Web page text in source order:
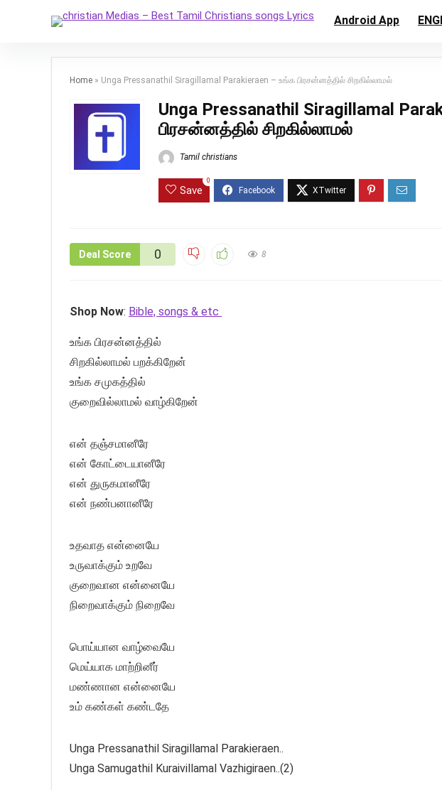
Android App
Home » Unga Pressanathil Siragillamal Parakieraen – உங்க பிரசன்னத்தில் சிறகில்லாமல்
Unga Pressanathil Siragillamal
பிரசன்னத்தில் சிறகில்லாமல்
Tamil christians
Save
0
Deal Score 0 8
Shop Now: Bible, songs & etc
உங்க பிரசன்னத்தில்
சிறகில்லாமல் பறக்கிறேன்
உங்க சமுகத்தில்
குறைவில்லாமல் வாழ்கிறேன்
என் தஞ்சமானீரே
என் கோட்டையானீரே
என் துருகமானீரே
என் நண்பனானீரே
உதவாத என்னையே
உருவாக்கும் உறவே
குறைவான என்னையே
நிறைவாக்கும் நிறைவே
பொய்யான வாழ்வையே
மெய்யாக மாற்றினீர்
மண்ணான என்னையே
உம் கண்கள் கண்டதே
Unga Pressanathil Siragillamal Parakieraen..
Unga Samugathil Kuraivillamal Vazhigiraen..(2)